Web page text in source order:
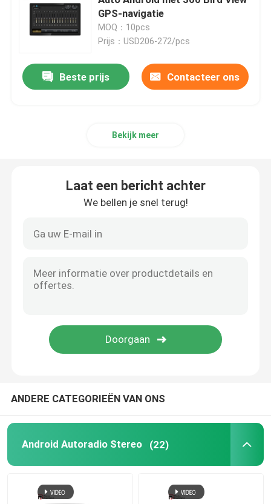
Mazda-Autostereo-installatie
Universele Autostereo-installatie
auto videointerface
Digitale Streepjecluster
GPS-navigatie
MOQ：10pcs
Prijs：USD206-272/pcs
Beste prijs Contacteer ons
Bekijk meer
Laat een bericht achter
We bellen je snel terug!
ANDERE CATEGORIEËN VAN ONS
Android Autoradio Stereo (22)